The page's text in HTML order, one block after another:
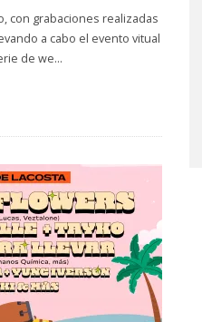
con grabaciones realizadas
a cabo el evento vitual
de we...